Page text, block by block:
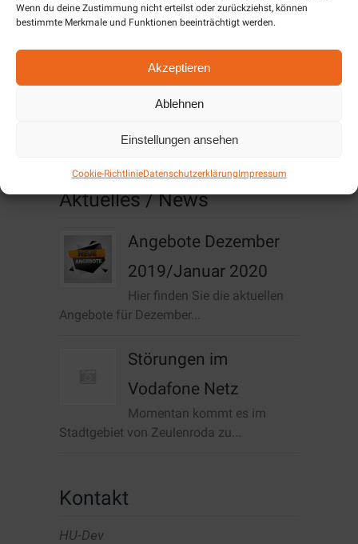
Wenn du deine Zustimmung nicht erteilst oder zurückziehst, können
bestimmte Merkmale und Funktionen beeinträchtigt werden.
Akzeptieren
Ablehnen
Einstellungen ansehen
Cookie-RichtlinieDatenschutzerklärungImpressum
Software
Cookie-Richtlinie (EU)
Aktuelles / News
Angebote Dezember
2019/Januar 2020
Hier finden Sie die aktuellen
Angebote für Dezember...
Störungen im
Vodafone Netz
Momentan kommt es im
Stadtgebiet von Zeulenroda zu...
Kontakt
HU-Dev